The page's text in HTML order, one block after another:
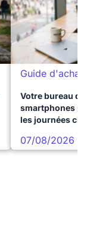
Guide d'achat
Votre bureau
smartphones
les journées
07/08/2026